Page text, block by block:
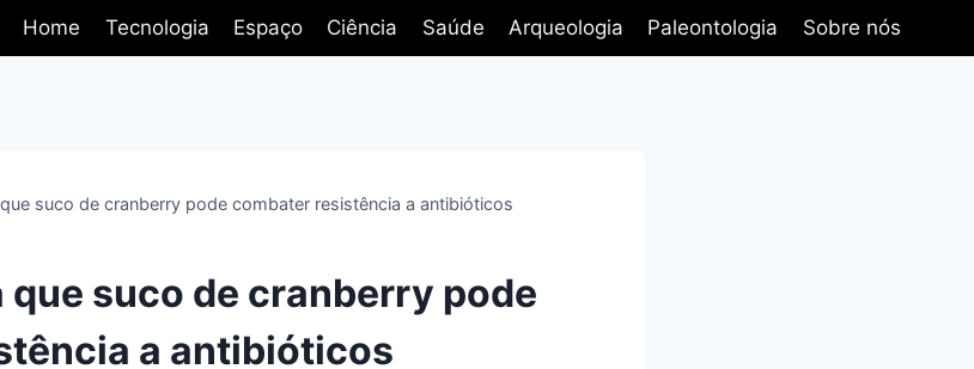
Home Tecnologia Espaço Ciência Saúde Arqueologia Paleontologia Sobre nós
suco de cranberry pode combater resistência a antibióticos
que suco de cranberry pode
a antibióticos